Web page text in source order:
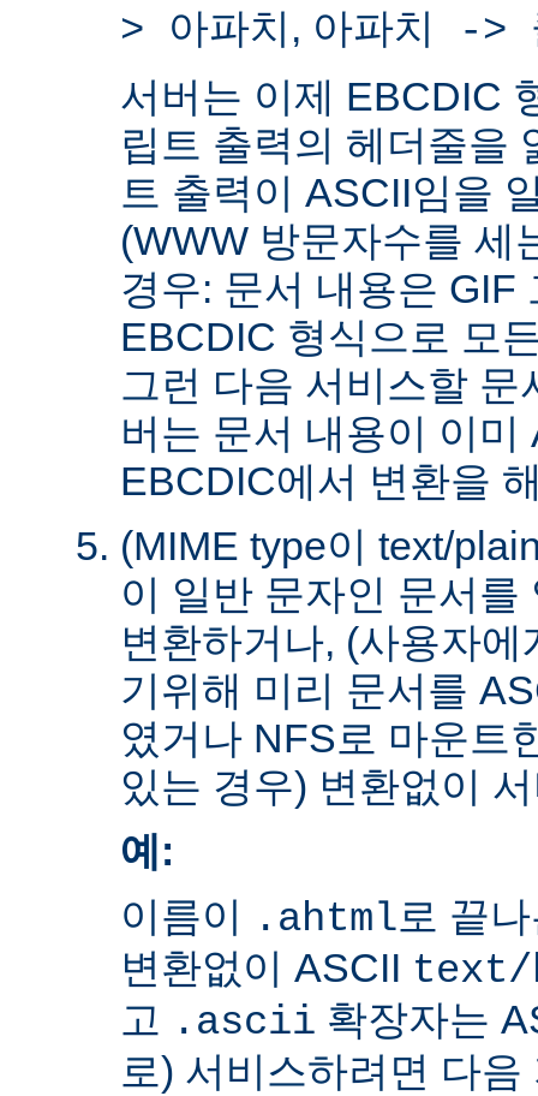
> 아파치 , 아파치 ->
서버는 이제 EBCDIC
립트 출력의 헤더줄을
트 출력이 ASCII임을
(WWW 방문자수를 세
경우: 문서 내용은 GIF
EBCDIC 형식으로 모
그런 다음 서비스할 문
버는 문서 내용이 이미
EBCDIC에서 변환을
(MIME type이 text/
이 일반 문자인 문서
변환하거나, (사용자
기위해 미리 문서를
였거나 NFS로 마운트
있는 경우) 변환없이
예:
이름이 .ahtml로 끝
변환없이 ASCII text/
고 .ascii 확장자는
로) 서비스하려면 다